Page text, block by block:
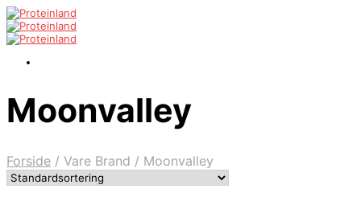
Moonvalley
Forside / Vare Brand / Moonvalley